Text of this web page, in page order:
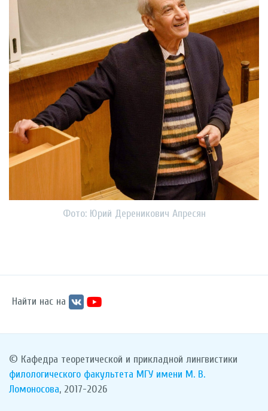
Фото: Юрий Дереникович Апресян
Найти нас на
© Кафедра теоретической и прикладной лингвистики
филологического факультета МГУ имени М. В.
Ломоносова, 2017-2026